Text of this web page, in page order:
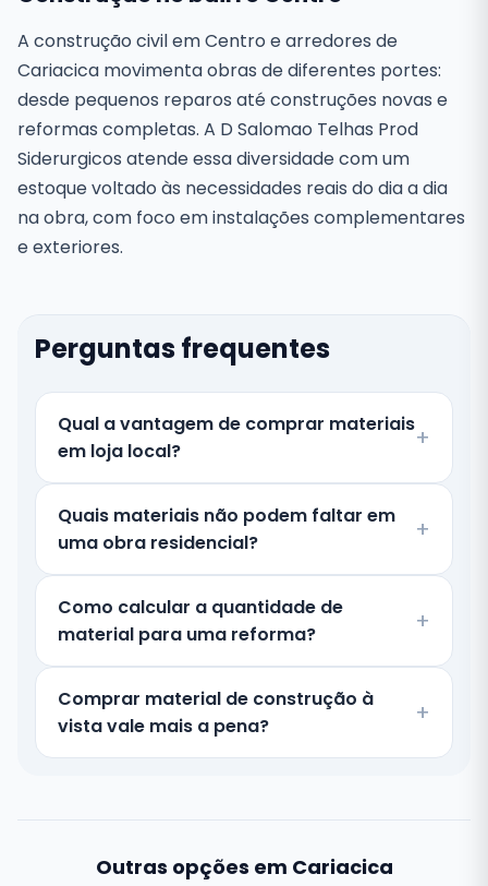
A construção civil em Centro e arredores de
Cariacica movimenta obras de diferentes portes:
desde pequenos reparos até construções novas e
reformas completas. A D Salomao Telhas Prod
Siderurgicos atende essa diversidade com um
estoque voltado às necessidades reais do dia a dia
na obra, com foco em instalações complementares
e exteriores.
Perguntas frequentes
Qual a vantagem de comprar materiais
em loja local?
Quais materiais não podem faltar em
uma obra residencial?
Como calcular a quantidade de
material para uma reforma?
Comprar material de construção à
vista vale mais a pena?
Outras opções em Cariacica